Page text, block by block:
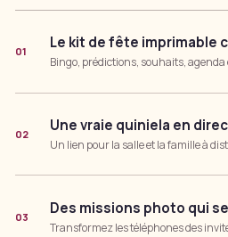
01 Le kit de fête imprimable
Bingo, prédictions, souhaits, agenda
02 Une vraie quiniela en
Un lien pour la salle et la famille à
03 Des missions photo qui
Transformez les téléphones des